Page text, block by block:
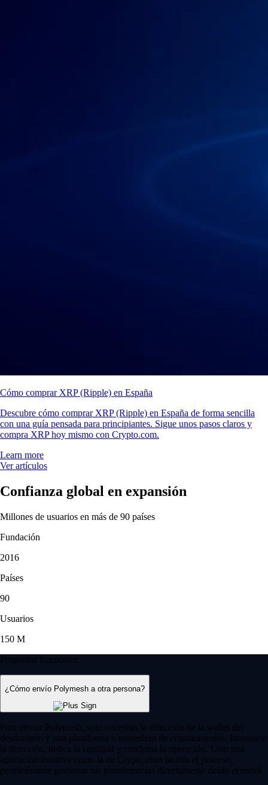
Cómo comprar XRP (Ripple) en España
Descubre cómo comprar XRP (Ripple) en España de forma sencilla
con una guía pensada para principiantes. Sigue unos pasos claros y
compra XRP hoy mismo con Crypto.com.
Learn more
Ver artículos
Confianza global en expansión
Millones de usuarios en más de 90 países
Fundación
2016
Países
90
Usuarios
150 M
Preguntas frecuentes
¿Cómo envío Polymesh a otra persona?
Para enviar Polymesh, solo necesitas la dirección de la wallet del
destinatario y una plataforma o monedero de criptomonedas. Introduce
la dirección, indica la cantidad y confirma la operación. Usar una
aplicación intuitiva como la de Crypto.com facilita el proceso,
permitiéndote gestionar tus transferencias directamente desde el móvil.